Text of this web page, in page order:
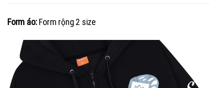
Form áo:Form rộng 2 size